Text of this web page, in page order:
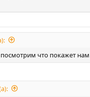
что покажет нам